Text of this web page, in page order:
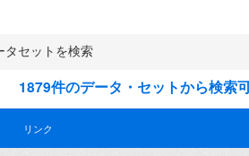
1879件のデータ・セットから検索
リンク